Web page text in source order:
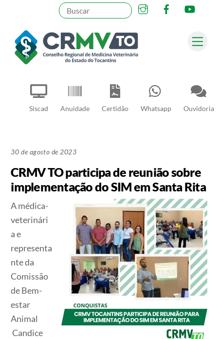
content
Siscad Anuidade Certidão Whatsapp Ouvidoria
InstagramFacebook
Pesquisar
30 de agosto de 2023
CRMV TO participa de reunião sobre
implementação do SIM em Santa Rita
A médica-
veterinári
a e
representa
nte da
Comissão
de Bem-
estar
Animal
Candice